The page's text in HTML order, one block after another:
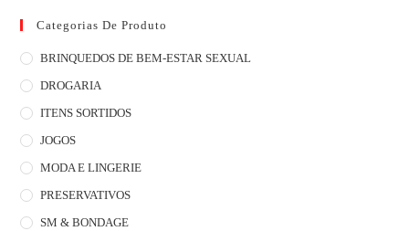
Categorias De Produto
BRINQUEDOS DE BEM-ESTAR SEXUAL
DROGARIA
ITENS SORTIDOS
JOGOS
MODA E LINGERIE
PRESERVATIVOS
SM & BONDAGE